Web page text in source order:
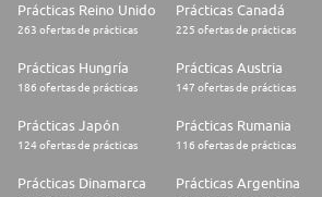
Prácticas Reino Unido
263 ofertas de prácticas
Prácticas Canadá
225 ofertas de prácticas
Prácticas Hungría
186 ofertas de prácticas
Prácticas Austria
147 ofertas de prácticas
Prácticas Japón
124 ofertas de prácticas
Prácticas Rumania
116 ofertas de prácticas
Prácticas Dinamarca Prácticas Argentina